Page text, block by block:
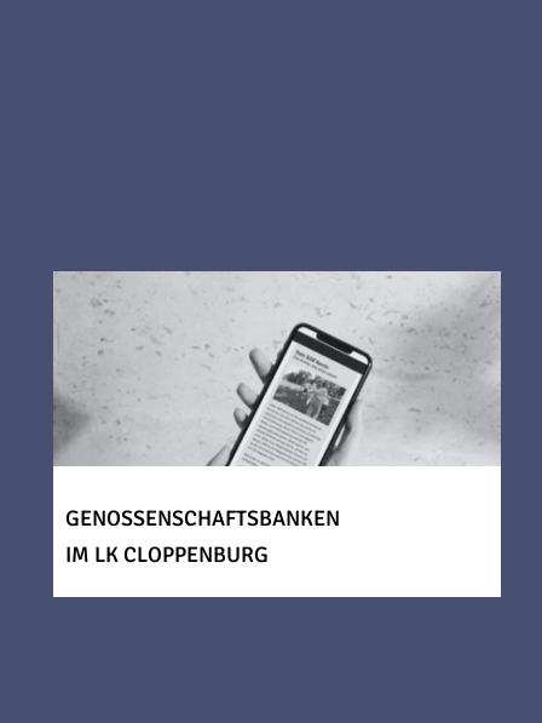
GENOSSENSCHAFTSBANKEN
IM LK CLOPPENBURG